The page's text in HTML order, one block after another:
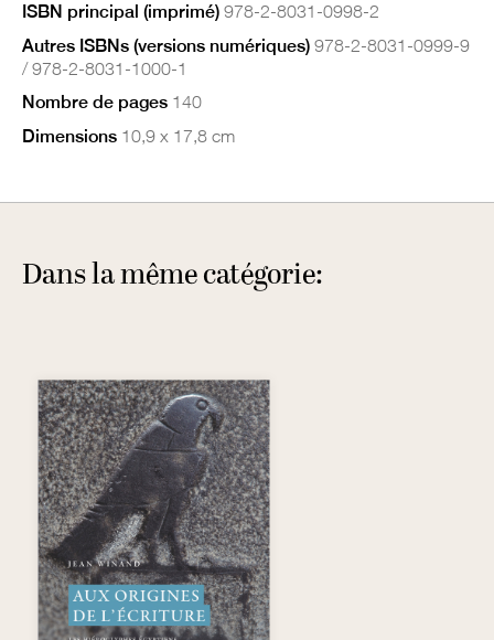
ISBN principal (imprimé) 978-2-8031-0998-2
Autres ISBNs (versions numériques) 978-2-8031-0999-9
/ 978-2-8031-1000-1
Nombre de pages 140
Dimensions 10,9 x 17,8 cm
Dans la même catégorie: